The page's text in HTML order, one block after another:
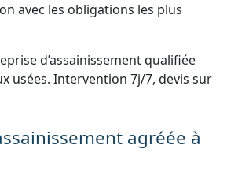
avec les obligations les plus
d’assainissement qualifiée
usées. Intervention 7j/7, devis sur
agréée à